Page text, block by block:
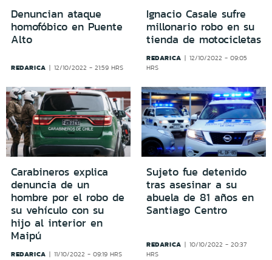
Denuncian ataque
homofóbico en Puente
Alto
REDARICA 12/10/2022 - 21:59 HRS
Ignacio Casale sufre
millonario robo en su
tienda de motocicletas
REDARICA
12/10/2022 - 09:05
HRS
Carabineros explica
denuncia de un
hombre por el robo de
su vehículo con su
hijo al interior en
Maipú
REDARICA 11/10/2022 - 09:19 HRS
Sujeto fue detenido
tras asesinar a su
abuela de 81 años en
Santiago Centro
REDARICA
10/10/2022 - 20:37
HRS